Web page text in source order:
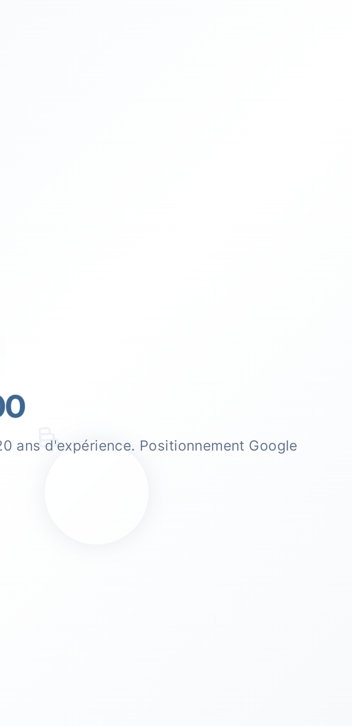
ans d'expérience. Positionnement Google